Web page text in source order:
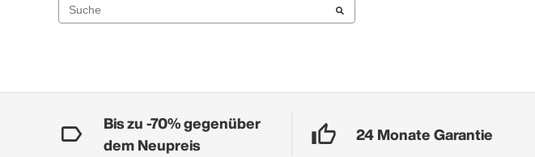
Bis zu -70% gegenüber
dem Neupreis
24 Monate Garantie